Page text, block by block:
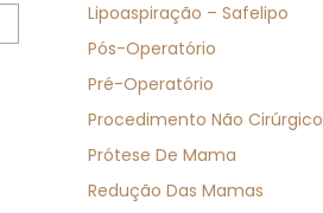
Lipoaspiração – Safelipo
Pós-Operatório
Pré-Operatório
Procedimento Não Cirúrgico
Prótese De Mama
Redução Das Mamas